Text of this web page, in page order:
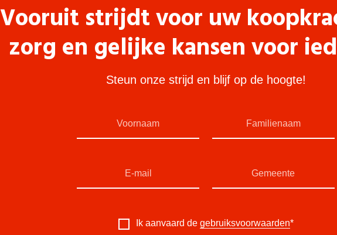
Vooruit strijdt voor uw
zorg en gelijke kansen voor
Steun onze strijd en blijf op de hoogte!
Ik aanvaard de gebruiksvoorwaarden*